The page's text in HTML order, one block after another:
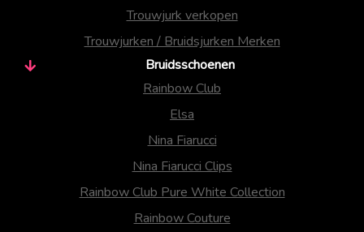
Trouwjurk verkopen
Trouwjurken / Bruidsjurken Merken
Bruidsschoenen
Rainbow Club
Elsa
Nina Fiarucci
Nina Fiarucci Clips
Rainbow Club Pure White Collection
Rainbow Couture